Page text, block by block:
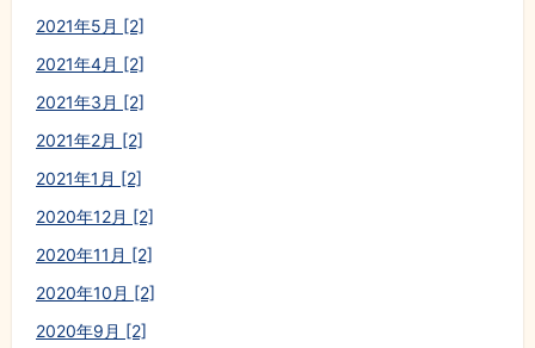
2021年5月 [2]
2021年4月 [2]
2021年3月 [2]
2021年2月 [2]
2021年1月 [2]
2020年12月 [2]
2020年11月 [2]
2020年10月 [2]
2020年9月 [2]